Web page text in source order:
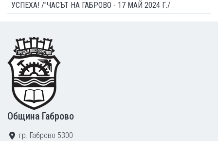
УСПЕХА! /"ЧАСЪТ НА ГАБРОВО - 17 МАЙ 2024 Г./
Footer
Община Габрово
гр. Габрово 5300